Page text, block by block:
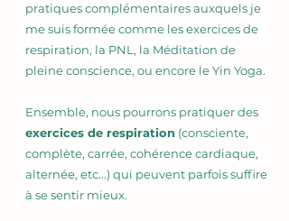
pratiques complémentaires auxquels je
me suis formée comme les exercices de
respiration, la PNL, la Méditation de
pleine conscience, ou encore le Yin Yoga.
Ensemble, nous pourrons pratiquer des
exercices de respiration (consciente,
complète, carrée, cohérence cardiaque,
alternée, etc...) qui peuvent parfois suffire
à se sentir mieux.